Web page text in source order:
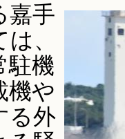
嘉手
、
駐機
機や
る外